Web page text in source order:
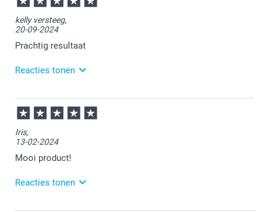
Bedankt voor je review. Fijn dat je tevreden bent over
de kwaliteit van je sleeve. Heel veel plezier er van!
kelly versteeg,
20-09-2024
Prachtig resultaat
Reacties tonen
26-09-2024
10:46
Bedankt voor je review. Wat leuk om te horen dat je
plezier ervan en graag tot een volgende keer.
Iris,
13-02-2024
Mooi product!
Reacties tonen